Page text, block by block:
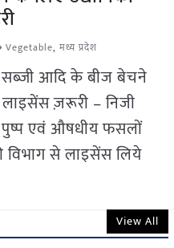
Vegetable, मध्य प्रदेश
सब्जी आदि के बीज बेचने
लाइसेंस ज़रूरी – निजी
पुष्प एवं औषधीय फसलों
विभाग से लाइसेंस लिये
View All